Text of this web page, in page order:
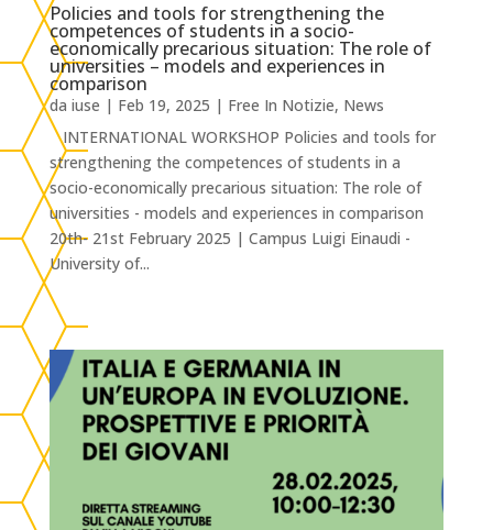
Policies and tools for strengthening the
competences of students in a socio-
economically precarious situation: The role of
universities – models and experiences in
comparison
da iuse | Feb 19, 2025 | Free In Notizie, News
INTERNATIONAL WORKSHOP Policies and tools for
strengthening the competences of students in a
socio-economically precarious situation: The role of
universities - models and experiences in comparison
20th- 21st February 2025 | Campus Luigi Einaudi -
University of...